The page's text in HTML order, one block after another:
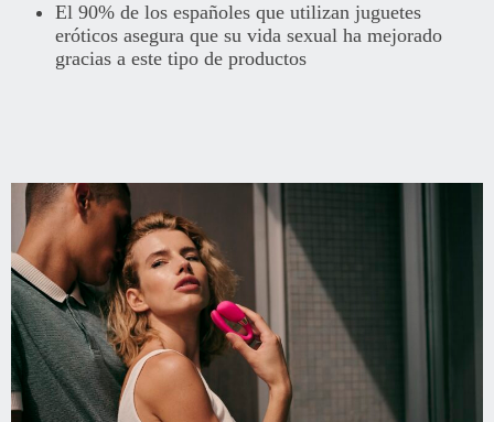
El 90% de los españoles que utilizan juguetes
eróticos asegura que su vida sexual ha mejorado
gracias a este tipo de productos